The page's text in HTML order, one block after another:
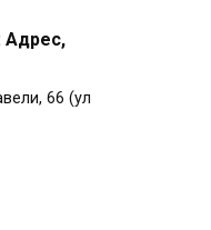
Адрес,
66 (ул